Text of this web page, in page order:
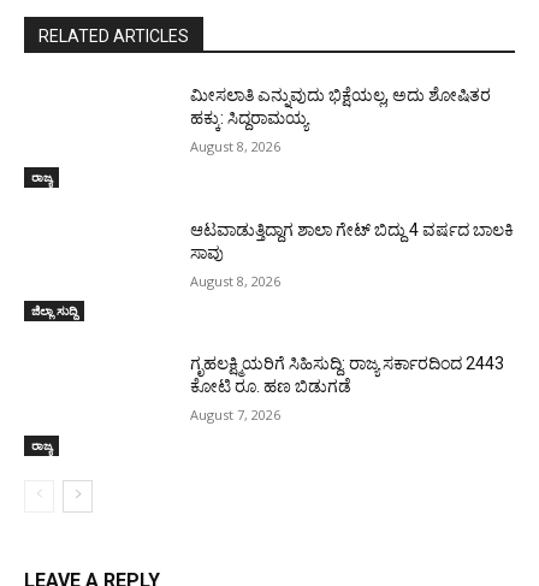
RELATED ARTICLES
ರಾಜ್ಯ
ಮೀಸಲಾತಿ ಎನ್ನುವುದು ಭಿಕ್ಷೆಯಲ್ಲ, ಅದು ಶೋಷಿತರ
ಹಕ್ಕು: ಸಿದ್ದರಾಮಯ್ಯ
August 8, 2026
ಜಿಲ್ಲಾ ಸುದ್ದಿ
ಆಟವಾಡುತ್ತಿದ್ದಾಗ ಶಾಲಾ ಗೇಟ್‌ ಬಿದ್ದು 4 ವರ್ಷದ ಬಾಲಕಿ
ಸಾವು
August 8, 2026
ರಾಜ್ಯ
ಗೃಹಲಕ್ಷ್ಮಿಯರಿಗೆ ಸಿಹಿಸುದ್ದಿ: ರಾಜ್ಯ ಸರ್ಕಾರದಿಂದ 2443
ಕೋಟಿ ರೂ. ಹಣ ಬಿಡುಗಡೆ
August 7, 2026
LEAVE A REPLY